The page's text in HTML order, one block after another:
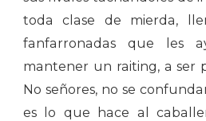
toda clase de mierda,
fanfarronadas que les
mantener un raiting, a ser
No señores, no se
es lo que hace al